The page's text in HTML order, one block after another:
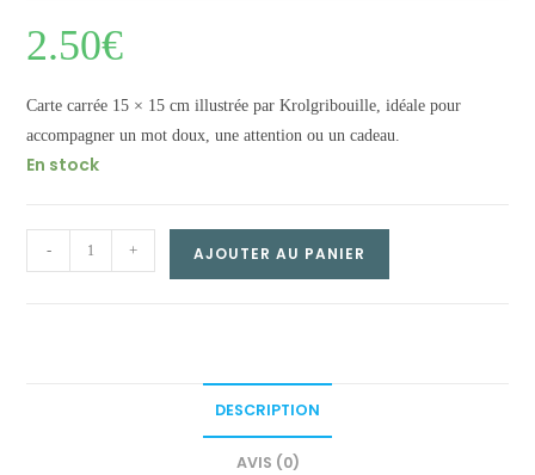
2.50€
Carte carrée 15 × 15 cm illustrée par Krolgribouille, idéale pour
accompagner un mot doux, une attention ou un cadeau.
En stock
carrée
- + AJOUTER AU PANIER
DESCRIPTION
AVIS (0)